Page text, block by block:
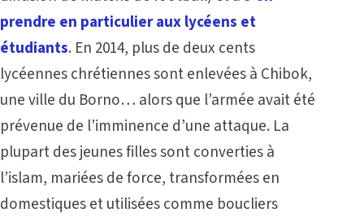
prendre en particulier aux lycéens et
étudiants. En 2014, plus de deux cents
lycéennes chrétiennes sont enlevées à Chibok,
une ville du Borno… alors que l’armée avait été
prévenue de l’imminence d’une attaque. La
plupart des jeunes filles sont converties à
l’islam, mariées de force, transformées en
domestiques et utilisées comme boucliers